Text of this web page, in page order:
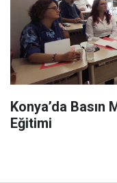
Konya’da Basın
Eğitimi